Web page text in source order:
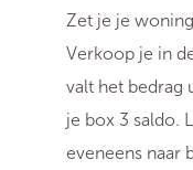
Zet je je
Verkoop je in
valt het bedrag
je box 3 saldo.
eveneens naar